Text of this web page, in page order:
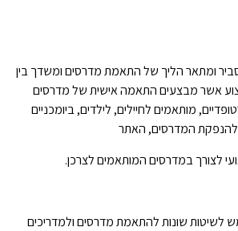
ומתאר הליך של התאמת מדרסים ומשדך בין
אשר מבצעים התאמה אישית של מדרסים
מותאמים לחיילים, לילדים, ביומכניים
המדרסים, האתר
לצורך במדרסים המותאמים לצרכן.
שונות להתאמת מדרסים ולמדריכים